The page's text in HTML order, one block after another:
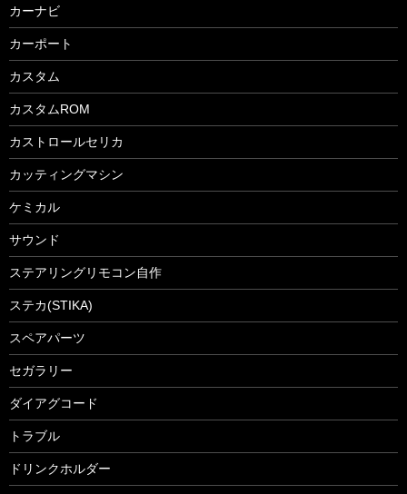
カーナビ
カーポート
カスタム
カスタムROM
カストロールセリカ
カッティングマシン
ケミカル
サウンド
ステアリングリモコン自作
ステカ(STIKA)
スペアパーツ
セガラリー
ダイアグコード
トラブル
ドリンクホルダー